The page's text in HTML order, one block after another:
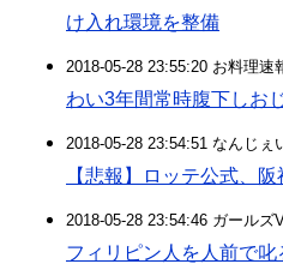
け入れ環境を整備
2018-05-28 23:55:20 お料理速
わい3年間常時腹下しお
2018-05-28 23:54:51 なんじぇ
【悲報】ロッテ公式、阪
2018-05-28 23:54:46 ガールズ
フィリピン人を人前で